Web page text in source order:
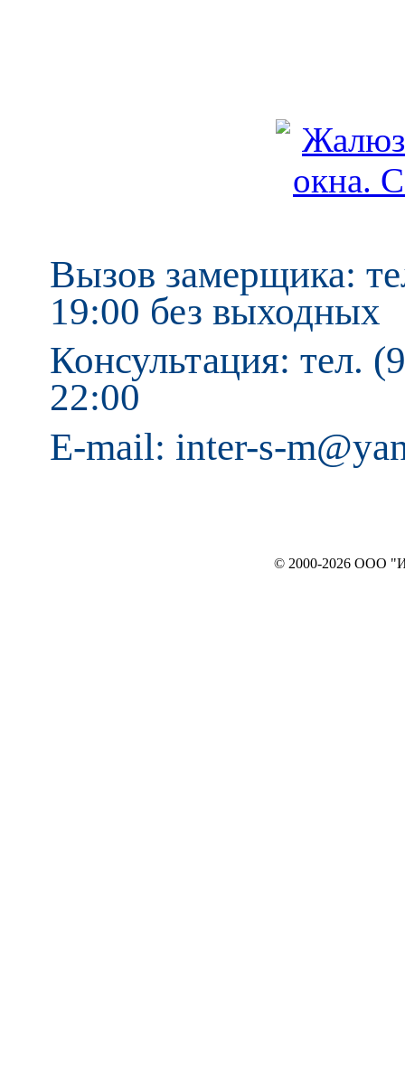
Вызов замерщика:
19:00 без выходных
Консультация: тел.
22:00
E-mail: inter-s-
© 2000-2026 ООО "ИНТЕРЬЕР`c"